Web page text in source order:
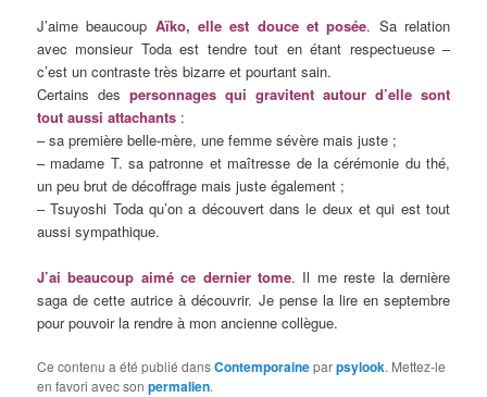
J’aime beaucoup Aïko, elle est douce et posée. Sa relation
avec monsieur Toda est tendre tout en étant respectueuse –
c’est un contraste très bizarre et pourtant sain.
Certains despersonnages qui gravitent autour d’elle sont
tout aussi attachants :
– sa première belle-mère, une femme sévère mais juste ;
– madame T. sa patronne et maîtresse de la cérémonie du thé,
un peu brut de décoffrage mais juste également ;
– Tsuyoshi Toda qu’on a découvert dans le deux et qui est tout
aussi sympathique.
J’ai beaucoup aimé ce dernier tome. Il me reste la dernière
saga de cette autrice à découvrir. Je pense la lire en septembre
pour pouvoir la rendre à mon ancienne collègue.
Ce contenu a été publié dansContemporaineparpsylook. Mettez-le
en favori avec sonpermalien.